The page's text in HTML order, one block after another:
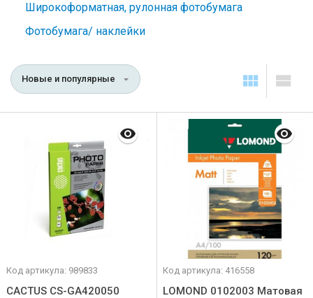
Широкоформатная, рулонная фотобумага
Фотобумага/ наклейки
Новые и популярные
Код артикула: 989833
CACTUS CS-GA420050
Код артикула: 416558
LOMOND 0102003 Матовая